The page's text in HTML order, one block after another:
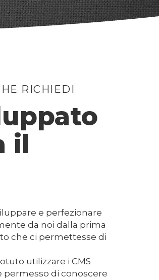
RICHIEDI
il
e perfezionare
da noi dalla prima
che ci permettesse di
utilizzare i CMS
permesso di conoscere